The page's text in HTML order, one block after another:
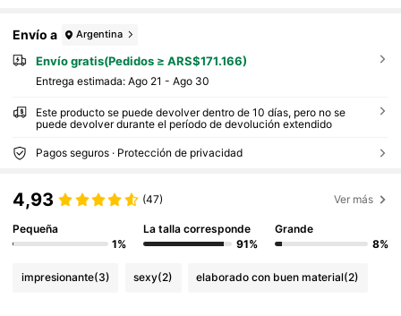
Envío a Argentina
Envío gratis(Pedidos ≥ ARS$171.166)
Entrega estimada: Ago 21 - Ago 30
Este producto se puede devolver dentro de 10 días, pero no se
puede devolver durante el período de devolución extendido
Pagos seguros · Protección de privacidad
4,93 (47) Ver más
Pequeña
1%
La talla corresponde
91%
Grande
8%
impresionante(3) sexy(2) elaborado con buen material(2)